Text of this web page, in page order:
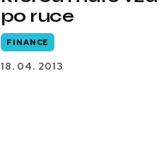
po ruce
FINANCE
18. 04. 2013